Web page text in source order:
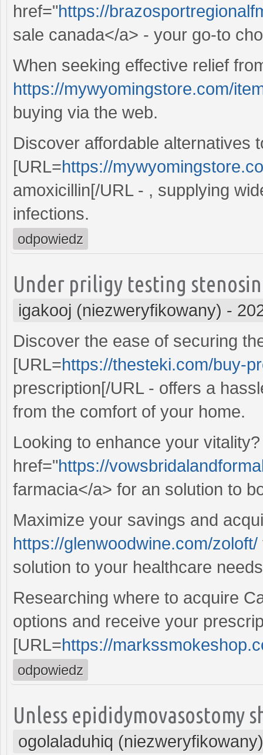
href="https://
sale canada</a> - your go-to
When seeking effective relief
https://mywyomingstore.com/
buying via the web.
Discover affordable alternatives
[URL=https://
amoxicillin[/URL - , supplying
infections.
odpowiedz
Under priligy testing
igakooj (niezweryfikowany) -
Discover the ease of securing
[URL=https://thesteki.com/buy-
prescription[/URL - offers a
from the comfort of your home.
Looking to enhance your
href="https://
farmacia</a> for an solution to
Maximize your savings and
https://glenwoodwine.com/zoloft/
solution to your healthcare
Researching where to acquire
options and receive your
[URL=https://
odpowiedz
Unless epididymovasostomy
ogolaladuhiq (niezweryfikowany)